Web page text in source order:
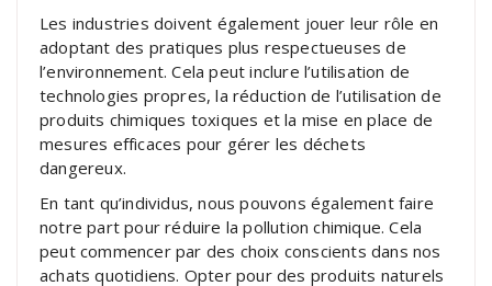
Les industries doivent également jouer leur rôle en
adoptant des pratiques plus respectueuses de
l’environnement. Cela peut inclure l’utilisation de
technologies propres, la réduction de l’utilisation de
produits chimiques toxiques et la mise en place de
mesures efficaces pour gérer les déchets
dangereux.
En tant qu’individus, nous pouvons également faire
notre part pour réduire la pollution chimique. Cela
peut commencer par des choix conscients dans nos
achats quotidiens. Opter pour des produits naturels